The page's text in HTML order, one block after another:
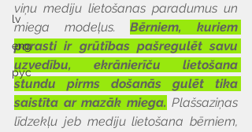
lv
eng
рус
viņu mediju lietošanas paradumus un
miega modeļus. Bērniem, kuriem
parasti ir grūtības pašregulēt savu
uzvedību, ekrānierīču lietošana
stundu pirms došanās gulēt tika
saistīta ar mazāk miega. Plašsaziņas
līdzekļu jeb mediju lietošana bērniem,